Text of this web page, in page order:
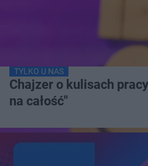
TYLKO U NAS
Chajzer o kulisach
na całość"